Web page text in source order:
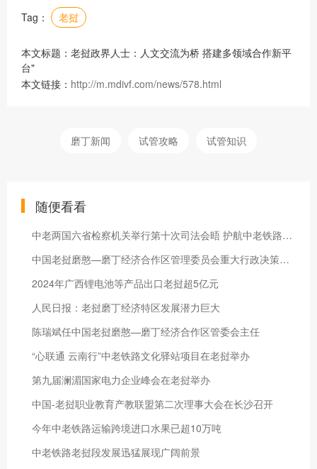
Tag： 老挝
本文标题：老挝政界人士：人文交流为桥 搭建多领域合作新平
台"
本文链接： http://m.mdivf.com/news/578.html
磨丁新闻 试管攻略 试管知识
随便看看
中老两国六省检察机关举行第十次司法会晤 护航中老铁路沿线地区稳定与发展
中国老挝磨憨—磨丁经济合作区管理委员会重大行政决策事项目录标准（试行）
2024年广西锂电池等产品出口老挝超5亿元
人民日报：老挝磨丁经济特区发展潜力巨大
陈瑞斌任中国老挝磨憨—磨丁经济合作区管委会主任
“心联通 云南行”中老铁路文化驿站项目在老挝举办
第九届澜湄国家电力企业峰会在老挝举办
中国-老挝职业教育产教联盟第二次理事大会在长沙召开
今年中老铁路运输跨境进口水果已超10万吨
中老铁路老挝段发展迅猛展现广阔前景